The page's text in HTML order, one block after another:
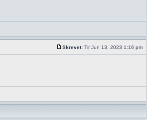
Skrevet: Tir Jun 13, 2023 1:16 pm